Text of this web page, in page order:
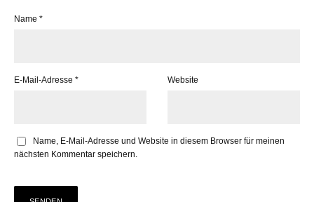
Name *
E-Mail-Adresse * Website
Name, E-Mail-Adresse und Website in diesem Browser für meinen
nächsten Kommentar speichern.